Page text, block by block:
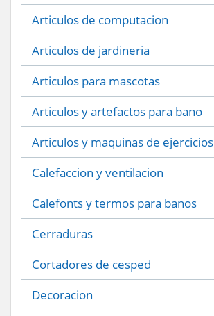
Articulos de computacion
Articulos de jardineria
Articulos para mascotas
Articulos y artefactos para bano
Articulos y maquinas de ejercicios
Calefaccion y ventilacion
Calefonts y termos para banos
Cerraduras
Cortadores de cesped
Decoracion